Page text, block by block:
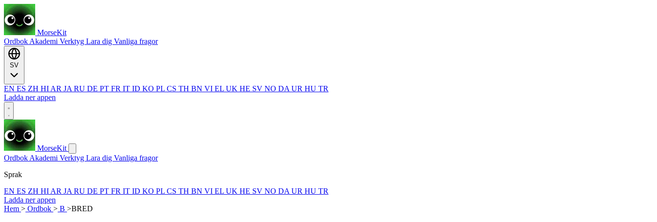
MorseKit
Ordbok Akademi Verktyg Lara dig Vanliga fragor
EN ES ZH HI AR JA RU DE PT FR IT ID KO PL CS TH BN VI EL UK HE SV NO DA UR HU TR
Ladda ner appen
MorseKit
Ordbok Akademi Verktyg Lara dig Vanliga fragor
Sprak
EN ES ZH HI AR JA RU DE PT FR IT ID KO PL CS TH BN VI EL UK HE SV NO DA UR HU TR
Ladda ner appen
Hem > Ordbok > B >BRED